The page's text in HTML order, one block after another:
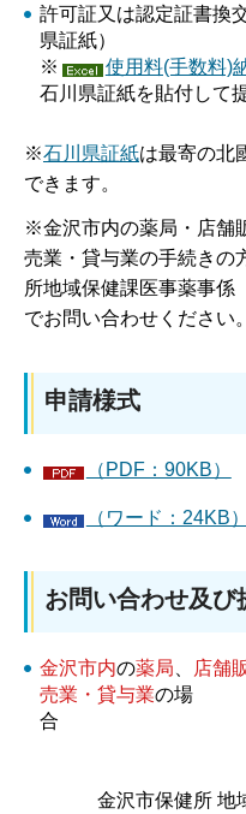
許可証又は認定証書換
県証紙）
※
使用料(手数料)
石川県証紙を貼付して
※石川県証紙は最寄の北
できます。
※金沢市内の薬局・店舗
売業・貸与業の手続きの
所地域保健課医事薬事係
でお問い合わせください。
申請様式
（PDF：90KB）
（ワード：24KB）
お問い合わせ及び
金沢市内の薬局 店舗
売業・貸与業の場
金沢市保健所 地域